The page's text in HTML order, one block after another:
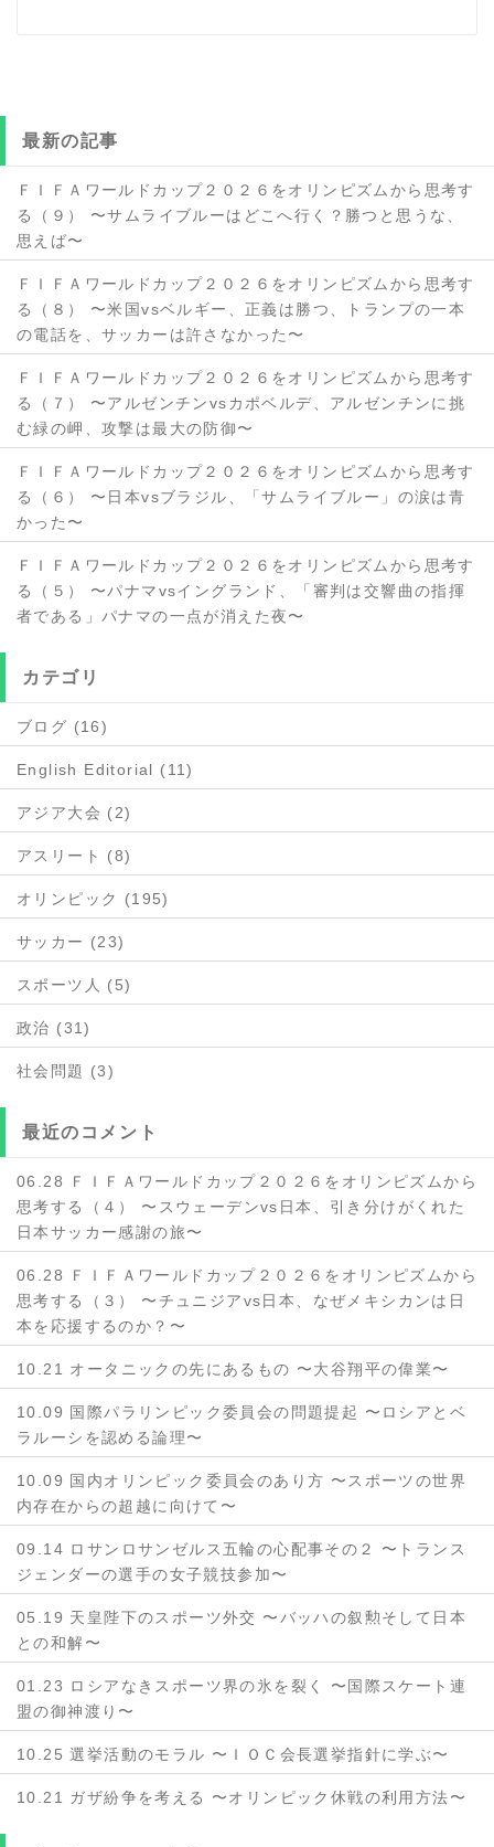
最新の記事
ＦＩＦＡワールドカップ２０２６をオリンピズムから思考す
る（９） 〜サムライブルーはどこへ行く？勝つと思うな、
思えば〜
ＦＩＦＡワールドカップ２０２６をオリンピズムから思考す
る（８） 〜米国vsベルギー、正義は勝つ、トランプの一本
の電話を、サッカーは許さなかった〜
ＦＩＦＡワールドカップ２０２６をオリンピズムから思考す
る（７） 〜アルゼンチンvsカポベルデ、アルゼンチンに挑
む緑の岬、攻撃は最大の防御〜
ＦＩＦＡワールドカップ２０２６をオリンピズムから思考す
る（６） 〜日本vsブラジル、「サムライブルー」の涙は青
かった〜
ＦＩＦＡワールドカップ２０２６をオリンピズムから思考す
る（５） 〜パナマvsイングランド、「審判は交響曲の指揮
者である」パナマの一点が消えた夜〜
カテゴリ
ブログ (16)
English Editorial (11)
アジア大会 (2)
アスリート (8)
オリンピック (195)
サッカー (23)
スポーツ人 (5)
政治 (31)
社会問題 (3)
最近のコメント
06.28 ＦＩＦＡワールドカップ２０２６をオリンピズムから
思考する（４） 〜スウェーデンvs日本、引き分けがくれた
日本サッカー感謝の旅〜
06.28 ＦＩＦＡワールドカップ２０２６をオリンピズムから
思考する（３） 〜チュニジアvs日本、なぜメキシカンは日
本を応援するのか？〜
10.21 オータニックの先にあるもの 〜大谷翔平の偉業〜
10.09 国際パラリンピック委員会の問題提起 〜ロシアとベ
ラルーシを認める論理〜
10.09 国内オリンピック委員会のあり方 〜スポーツの世界
内存在からの超越に向けて〜
09.14 ロサンロサンゼルス五輪の心配事その２ 〜トランス
ジェンダーの選手の女子競技参加〜
05.19 天皇陛下のスポーツ外交 〜バッハの叙勲そして日本
との和解〜
01.23 ロシアなきスポーツ界の氷を裂く 〜国際スケート連
盟の御神渡り〜
10.25 選挙活動のモラル 〜ＩＯＣ会長選挙指針に学ぶ〜
10.21 ガザ紛争を考える 〜オリンピック休戦の利用方法〜